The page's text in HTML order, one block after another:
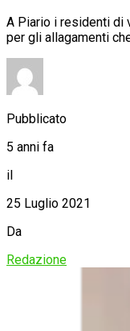
A Piario i residenti di
per gli allagamenti
Pubblicato
5 anni fa
il
25 Luglio 2021
Da
Redazione